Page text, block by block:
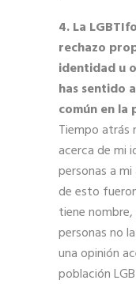
4. La
rechazo
identidad u
has sentido
común en la
Tiempo atrás
acerca de mi
personas a
de esto
tiene nombre,
personas no
una opinión
población